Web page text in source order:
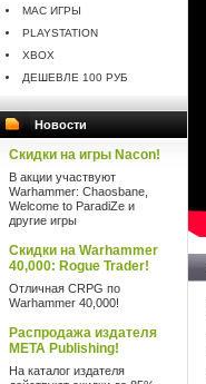
MAC ИГРЫ
PLAYSTATION
XBOX
ДЕШЕВЛЕ 100 РУБ
Новости
Скидки на игры Nacon!
В акции участвуют
Warhammer: Chaosbane,
Welcome to ParadiZe и
другие игры
Скидки на Warhammer
40,000: Rogue Trader!
Отличная CRPG по
Warhammer 40,000!
Распродажа издателя
META Publishing!
На каталог издателя